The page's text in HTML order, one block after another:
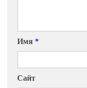
Имя *
Сайт